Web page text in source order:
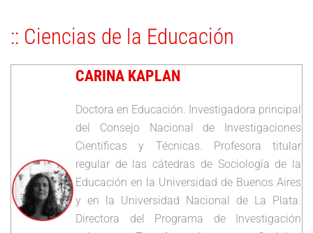
:: Ciencias de la Educación
CARINA KAPLAN
Doctora en Educación. Investigadora principal
del Consejo Nacional de Investigaciones
Científicas y Técnicas. Profesora titular
regular de las cátedras de Sociología de la
Educación en la Universidad de Buenos Aires
y en la Universidad Nacional de La Plata.
Directora del Programa de Investigación